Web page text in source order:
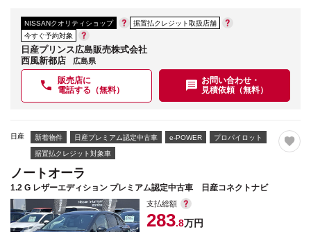
NISSANクオリティショップ
据置払クレジット取扱店舗
今すぐ予約対象
日産プリンス広島販売株式会社
西風新都店
広島県
販売店に
電話する（無料）
お問い合わせ・
見積依頼（無料）
日産 新着物件 日産プレミアム認定中古車 e-POWER プロパイロット
据置払クレジット対象車
ノートオーラ
1.2 G レザーエディション プレミアム認定中古車 日産コネクトナビ
支払総額
283.8万円